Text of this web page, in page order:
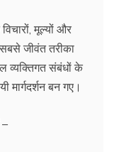
मूल्यों और
जीवंत तरीका
व्यक्तिगत संबंधों के
बन गए।
–